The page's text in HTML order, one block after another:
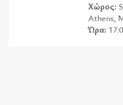
Χώρος:
Athens,
Ώρα: